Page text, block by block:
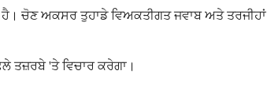
ਚੋਣ ਅਕਸਰ ਤੁਹਾਡੇ ਵਿਅਕਤੀਗਤ ਜਵਾਬ ਅਤੇ ਤਰਜੀਹਾਂ
ਤਜ਼ਰਬੇ 'ਤੇ ਵਿਚਾਰ ਕਰੇਗਾ।